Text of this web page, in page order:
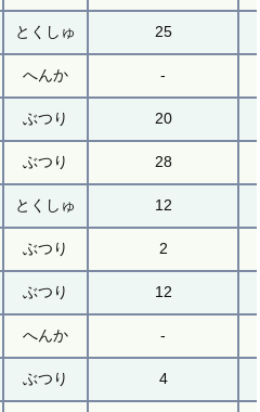
とくしゅ 25
へんか -
ぶつり 20
ぶつり 28
とくしゅ 12
ぶつり 2
ぶつり 12
へんか -
ぶつり 4